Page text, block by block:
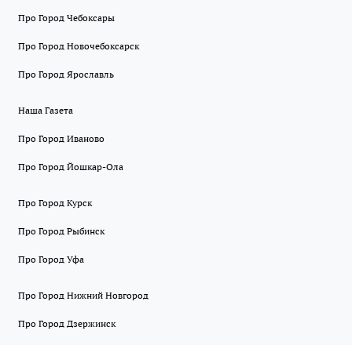
Про Город Чебоксары
Про Город Новочебоксарск
Про Город Ярославль
Наша Газета
Про Город Иваново
Про Город Йошкар-Ола
Про Город Курск
Про Город Рыбинск
Про Город Уфа
Про Город Нижний Новгород
Про Город Дзержинск